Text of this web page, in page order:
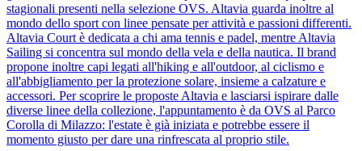
stagionali presenti nella selezione OVS. Altavia guarda inoltre al
mondo dello sport con linee pensate per attività e passioni differenti.
Altavia Court è dedicata a chi ama tennis e padel, mentre Altavia
Sailing si concentra sul mondo della vela e della nautica. Il brand
propone inoltre capi legati all'hiking e all'outdoor, al ciclismo e
all'abbigliamento per la protezione solare, insieme a calzature e
accessori. Per scoprire le proposte Altavia e lasciarsi ispirare dalle
diverse linee della collezione, l'appuntamento è da OVS al Parco
Corolla di Milazzo: l'estate è già iniziata e potrebbe essere il
momento giusto per dare una rinfrescata al proprio stile.